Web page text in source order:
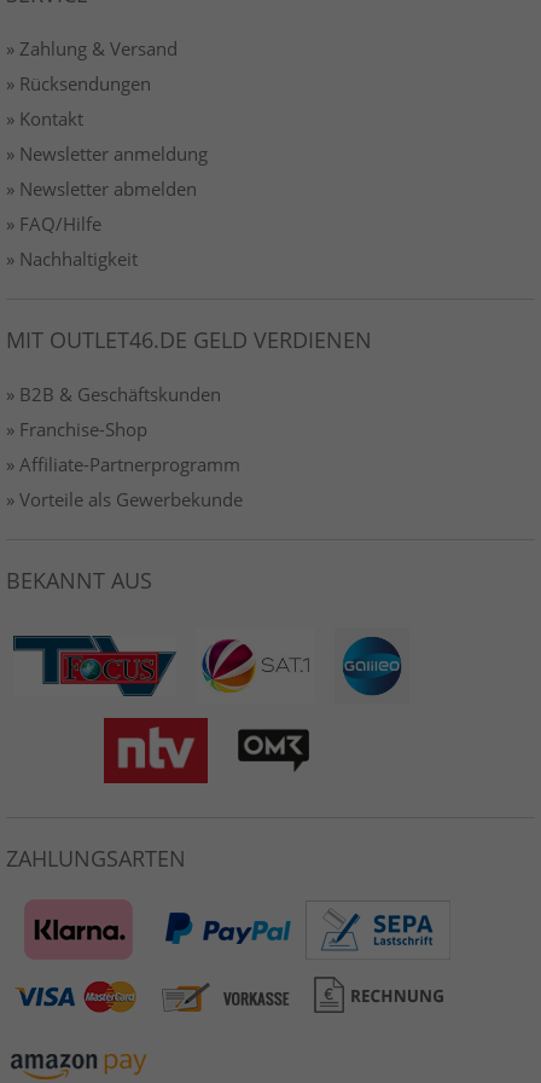
» Zahlung & Versand
» Rücksendungen
» Kontakt
» Newsletter anmeldung
» Newsletter abmelden
» FAQ/Hilfe
» Nachhaltigkeit
MIT OUTLET46.DE GELD VERDIENEN
» B2B & Geschäftskunden
» Franchise-Shop
» Affiliate-Partnerprogramm
» Vorteile als Gewerbekunde
BEKANNT AUS
ZAHLUNGSARTEN